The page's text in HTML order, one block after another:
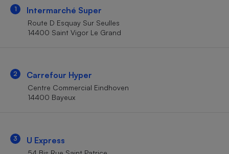
1 Intermarché Super
Route D Esquay Sur Seulles
14400 Saint Vigor Le Grand
2 Carrefour Hyper
Centre Commercial Eindhoven
14400 Bayeux
3 U Express